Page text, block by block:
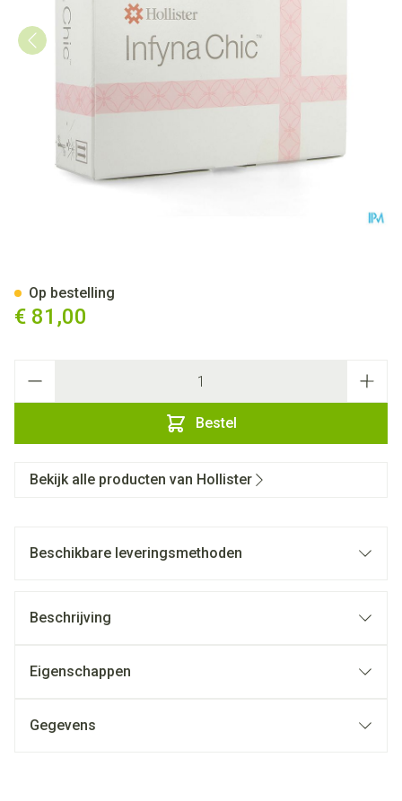
€ 81,00
Bestel
Op bestelling
Bekijk alle producten van Hollister
Beschikbare leveringsmethoden
Beschrijving
Eigenschappen
Gegevens